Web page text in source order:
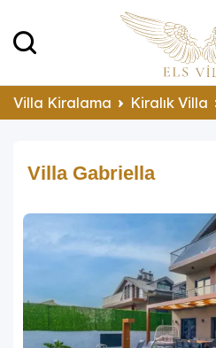
Villa Kiralama Kiralık Villa
Villa Gabriella